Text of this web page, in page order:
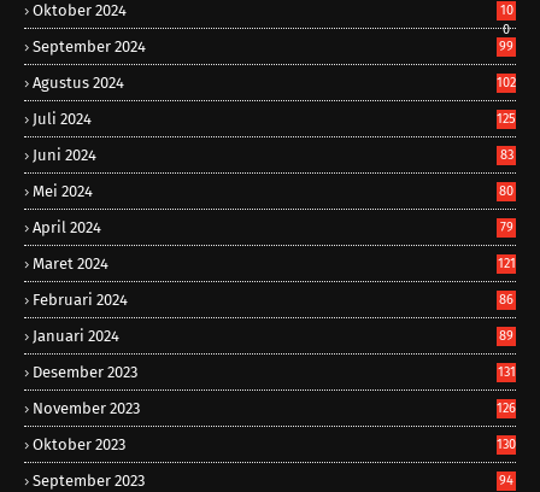
Oktober 2024
10
0
September 2024 99
Agustus 2024 102
Juli 2024 125
Juni 2024 83
Mei 2024 80
April 2024 79
Maret 2024 121
Februari 2024 86
Januari 2024 89
Desember 2023 131
November 2023 126
Oktober 2023 130
September 2023 94